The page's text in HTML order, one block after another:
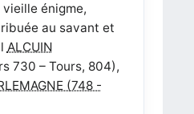
énigme,
au savant et
ALCUIN
730 – Tours, 804),
(748 -